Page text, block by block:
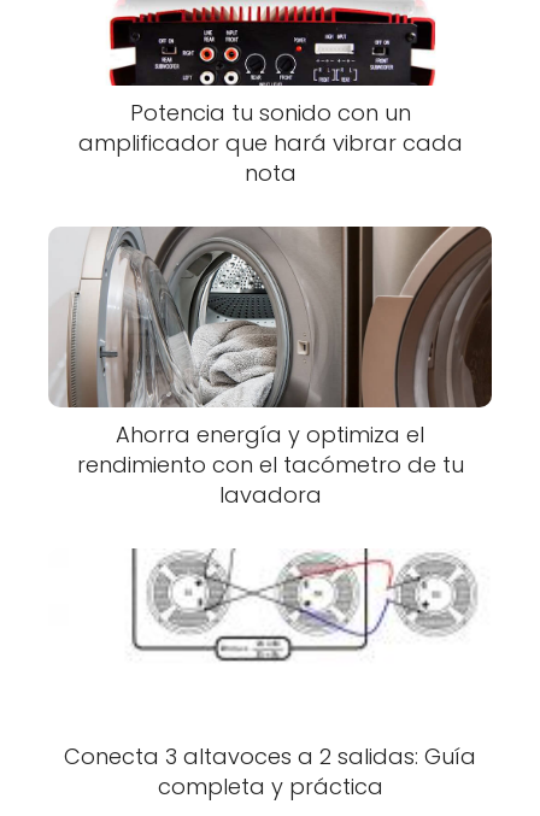
Potencia tu sonido con un
amplificador que hará vibrar cada
nota
Ahorra energía y optimiza el
rendimiento con el tacómetro de tu
lavadora
Conecta 3 altavoces a 2 salidas: Guía
completa y práctica